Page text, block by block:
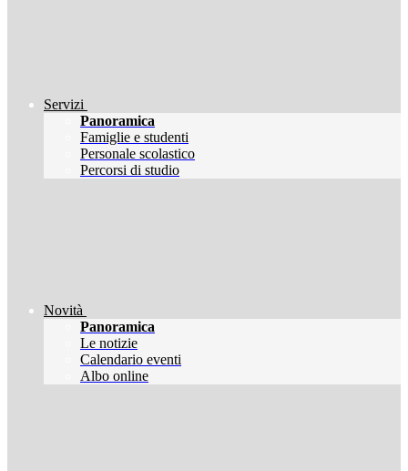
Servizi
Panoramica
Famiglie e studenti
Personale scolastico
Percorsi di studio
Novità
Panoramica
Le notizie
Calendario eventi
Albo online